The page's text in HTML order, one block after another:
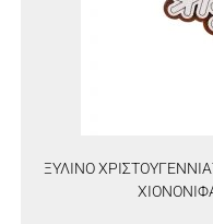
ΞΥΛΙΝΟ